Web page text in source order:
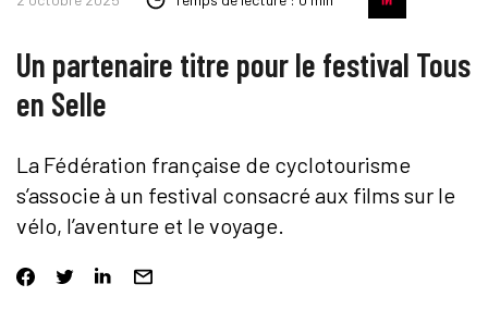
Un partenaire titre pour le festival Tous
en Selle
La Fédération française de cyclotourisme
s’associe à un festival consacré aux films sur le
vélo, l’aventure et le voyage.